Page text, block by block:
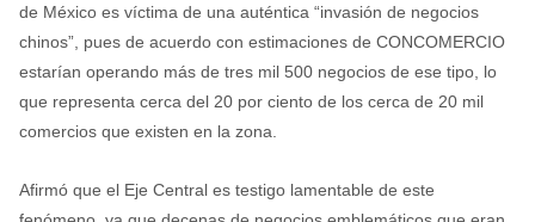
de México es víctima de una auténtica “invasión de negocios
chinos”, pues de acuerdo con estimaciones de CONCOMERCIO
estarían operando más de tres mil 500 negocios de ese tipo, lo
que representa cerca del 20 por ciento de los cerca de 20 mil
comercios que existen en la zona.
Afirmó que el Eje Central es testigo lamentable de este